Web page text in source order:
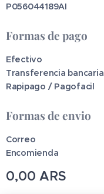
P056044189AI
Formas de pago
Efectivo
Transferencia bancaria
Rapipago / Pagofacil
Formas de envio
Correo
Encomienda
0,00 ARS